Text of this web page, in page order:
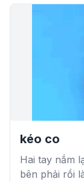
kéo co
Hai tay nắm
bên phải rồi